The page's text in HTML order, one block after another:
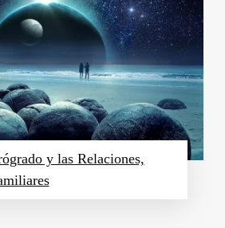
y las Relaciones,